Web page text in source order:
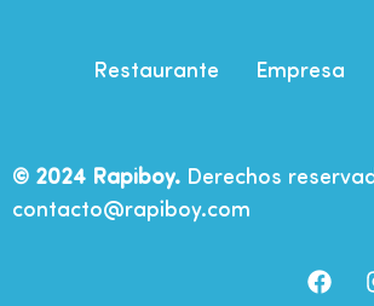
Restaurante Empresa
© 2024 Rapiboy. Derechos
contacto@rapiboy.com